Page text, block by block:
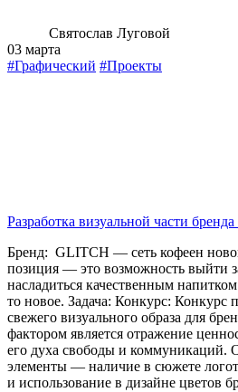
Святослав Луговой
03 марта
#Графический #Проекты
Разработка визуальной части
Бренд: GLITCH — сеть кофеен
позиция — это возможность выйти
насладиться качественным
то новое. Задача: Конкурс: Конкурс
свежего визуального образа для
фактором является отражение
его духа свободы и коммуникаций.
элементы — наличие в сюжете
и использование в дизайне цветов